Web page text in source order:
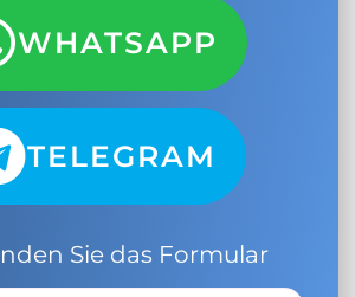
WHATSAPP
TELEGRAM
Sie das Formular